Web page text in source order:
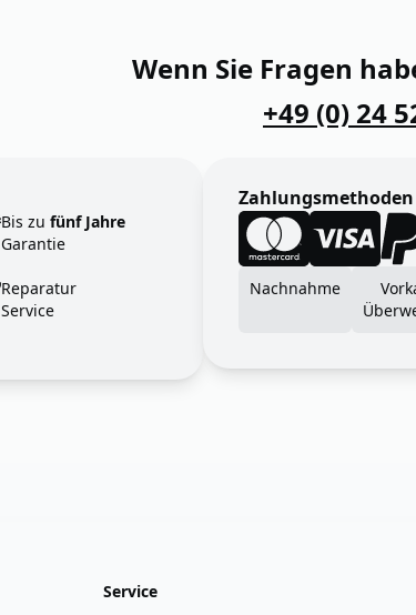
Wenn Sie Fragen
+49 (0) 24
Bis zu fünf Jahre
Garantie
Reparatur
Service
Zahlungsmethoden
Nachnahme
Service